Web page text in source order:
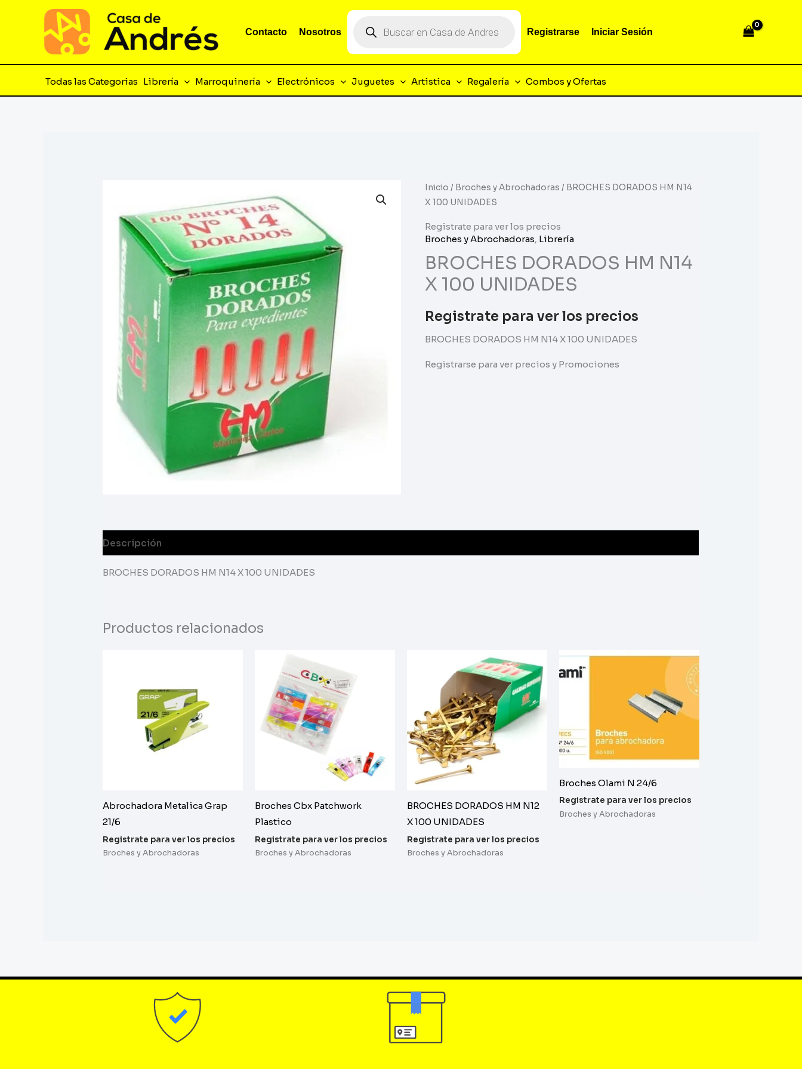
contenido
Contacto Nosotros
productos
Registrarse Iniciar Sesión
Todas las Categorias Librería Marroquinería Electrónicos Juguetes Artistica Regalería Combos y Ofertas
Inicio / Broches y Abrochadoras / BROCHES DORADOS HM N14
X 100 UNIDADES
Registrate para ver los precios
Broches y Abrochadoras, Librería
BROCHES DORADOS HM N14
X 100 UNIDADES
Registrate para ver los precios
BROCHES DORADOS HM N14 X 100 UNIDADES
Registrarse para ver precios y Promociones
Descripción
BROCHES DORADOS HM N14 X 100 UNIDADES
Productos relacionados
Abrochadora Metalica Grap
21/6
Registrate para ver los precios
Broches y Abrochadoras
Broches Cbx Patchwork
Plastico
Registrate para ver los precios
Broches y Abrochadoras
BROCHES DORADOS HM N12
X 100 UNIDADES
Registrate para ver los precios
Broches y Abrochadoras
Broches Olami N 24/6
Registrate para ver los precios
Broches y Abrochadoras